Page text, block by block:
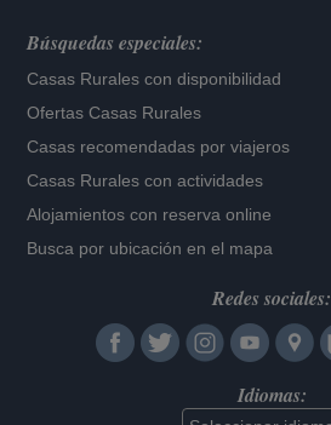
Búsquedas especiales:
Casas Rurales con disponibilidad
Ofertas Casas Rurales
Casas recomendadas por viajeros
Casas Rurales con actividades
Alojamientos con reserva online
Busca por ubicación en el mapa
Redes sociales:
Idiomas: